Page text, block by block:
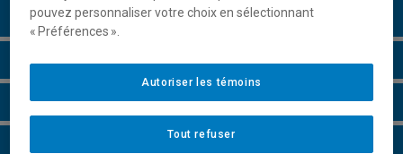
Conditions d'admission
Cours à suivre et horaires
Particularités
Perspectives professionnelles
pouvez personnaliser votre choix en sélectionnant
« Préférences ».
Tout refuser
Autoriser les témoins